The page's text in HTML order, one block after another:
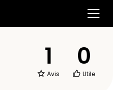
1
Avis
0
Utile